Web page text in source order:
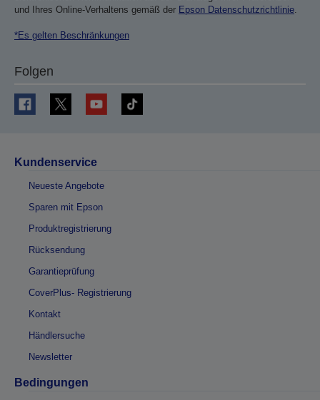
und Ihres Online-Verhaltens gemäß der Epson Datenschutzrichtlinie.
*Es gelten Beschränkungen
Folgen
Kundenservice
Neueste Angebote
Sparen mit Epson
Produktregistrierung
Rücksendung
Garantieprüfung
CoverPlus- Registrierung
Kontakt
Händlersuche
Newsletter
Bedingungen